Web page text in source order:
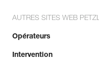
AUTRES SITES WEB
Opérateurs
Intervention